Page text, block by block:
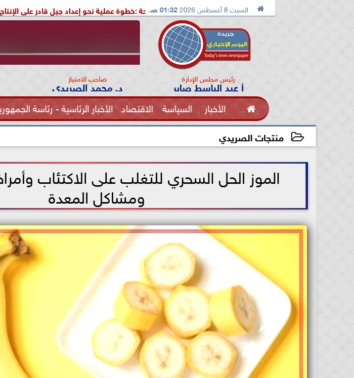
 السبت 8 أغسطس 2026 01:32 صـ
شيحة :خطوة عملية نحو إعداد جيل قادر على الإنتاج والعمل الحر جهود كل وطنى لمواجهة التحديات
رئيس مجلس الإدارة
أ عبد الباسط صابر صاحب الامتياز
د. محمد الصريدي
 الأخبار السياسة الاقتصاد الأخبار الرئاسية - رئاسة
الفنون الصحة منتجات الصريدي
الموز الحل السحري للتغلب على الاكتئاب
ومشاكل المعدة